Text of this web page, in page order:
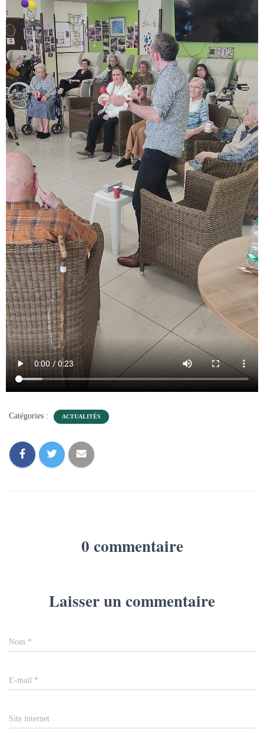
Catégories : ACTUALITÉS
0 commentaire
Laisser un commentaire
Nom *
E-mail *
Site internet